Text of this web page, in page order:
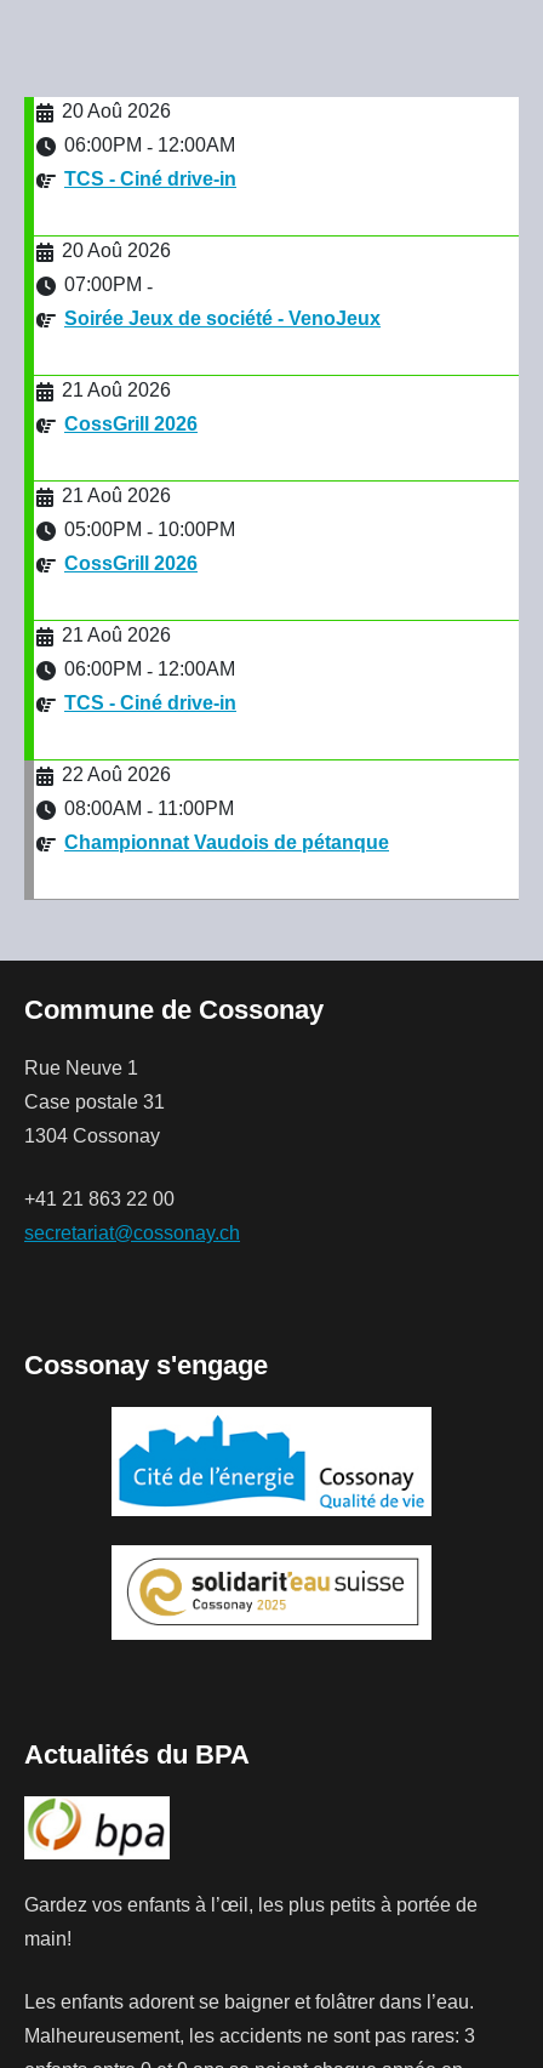
20 Aoû 2026
06:00PM - 12:00AM
TCS - Ciné drive-in
20 Aoû 2026
07:00PM -
Soirée Jeux de société - VenoJeux
21 Aoû 2026
CossGrill 2026
21 Aoû 2026
05:00PM - 10:00PM
CossGrill 2026
21 Aoû 2026
06:00PM - 12:00AM
TCS - Ciné drive-in
22 Aoû 2026
08:00AM - 11:00PM
Championnat Vaudois de pétanque
Commune de Cossonay
Rue Neuve 1
Case postale 31
1304 Cossonay
+41 21 863 22 00
secretariat@cossonay.ch
Cossonay s'engage
Actualités du BPA
Gardez vos enfants à l’œil, les plus petits à portée de
main!
Les enfants adorent se baigner et folâtrer dans l’eau.
Malheureusement, les accidents ne sont pas rares: 3